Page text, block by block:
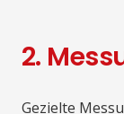
2.
Gezielte